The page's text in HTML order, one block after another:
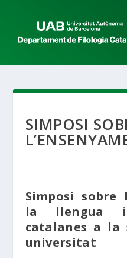
SIMPOSI
Simposi sobre
la llengua
catalanes a la
universitat